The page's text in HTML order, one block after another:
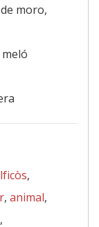
moro,
,
, animal,
,